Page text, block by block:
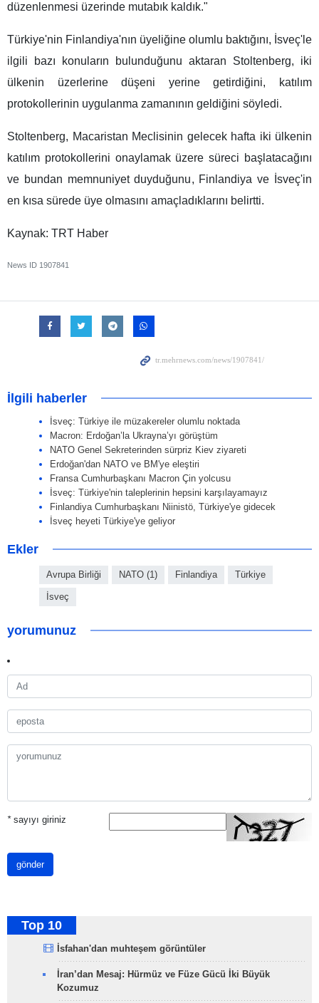
düzenlenmesi üzerinde mutabık kaldık."
Türkiye'nin Finlandiya'nın üyeliğine olumlu baktığını, İsveç'le
ilgili bazı konuların bulunduğunu aktaran Stoltenberg, iki
ülkenin üzerlerine düşeni yerine getirdiğini, katılım
protokollerinin uygulanma zamanının geldiğini söyledi.
Stoltenberg, Macaristan Meclisinin gelecek hafta iki ülkenin
katılım protokollerini onaylamak üzere süreci başlatacağını
ve bundan memnuniyet duyduğunu, Finlandiya ve İsveç'in
en kısa sürede üye olmasını amaçladıklarını belirtti.
Kaynak: TRT Haber
News ID 1907841
İlgili haberler
İsveç: Türkiye ile müzakereler olumlu noktada
Macron: Erdoğan’la Ukrayna’yı görüştüm
NATO Genel Sekreterinden sürpriz Kiev ziyareti
Erdoğan'dan NATO ve BM'ye eleştiri
Fransa Cumhurbaşkanı Macron Çin yolcusu
İsveç: Türkiye'nin taleplerinin hepsini karşılayamayız
Finlandiya Cumhurbaşkanı Niinistö, Türkiye'ye gidecek
İsveç heyeti Türkiye'ye geliyor
Ekler
Avrupa Birliği NATO (1) Finlandiya Türkiye
İsveç
yorumunuz
*sayıyı giriniz
gönder
Top 10
İsfahan'dan muhteşem görüntüler
İran’dan Mesaj: Hürmüz ve Füze Gücü İki Büyük
Kozumuz